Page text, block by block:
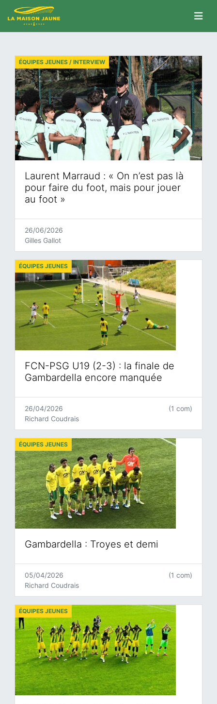
Laurent Marraud : « On n’est pas là
pour faire du foot, mais pour jouer
au foot »
ÉQUIPES JEUNES / INTERVIEW
26/06/2026
Gilles Gallot
FCN-PSG U19 (2-3) : la finale de
Gambardella encore manquée
ÉQUIPES JEUNES
26/04/2026
Richard Coudrais
(1 com)
Gambardella : Troyes et demi
ÉQUIPES JEUNES
05/04/2026
Richard Coudrais
(1 com)
ÉQUIPES JEUNES